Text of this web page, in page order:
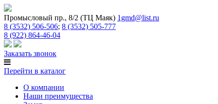
Промысловый пр., 8/2 (ТЦ Маяк) 1gmd@list.ru
8 (3532) 506-506; 8 (3532) 505-777
8 (922) 864-46-04
Заказать звонок
Перейти в каталог
О компании
Наши преимущества